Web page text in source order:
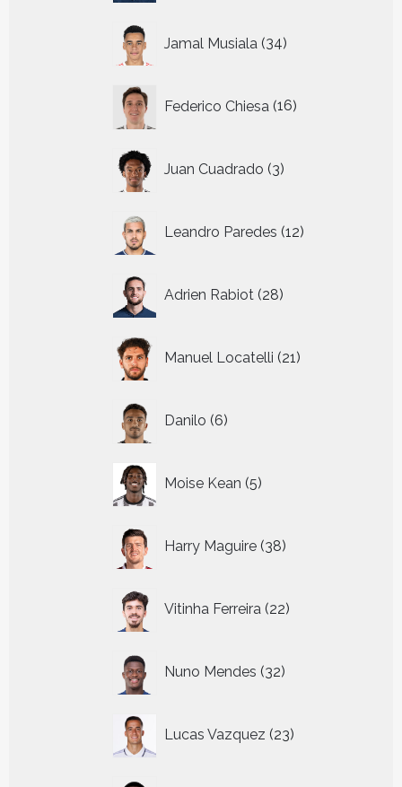
Jamal Musiala 34
producten
Federico Chiesa 16
producten
Juan Cuadrado 3
producten
Leandro Paredes 12
producten
Adrien Rabiot 28
producten
Manuel Locatelli 21
producten
Danilo 6
producten
Moise Kean 5
producten
Harry Maguire 38
producten
Vitinha Ferreira 22
producten
Nuno Mendes 32
producten
Lucas Vazquez 23
producten